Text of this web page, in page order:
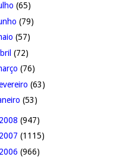
(65)
(79)
(57)
(72)
(76)
(63)
(53)
2008 (947)
2007 (1115)
2006 (966)